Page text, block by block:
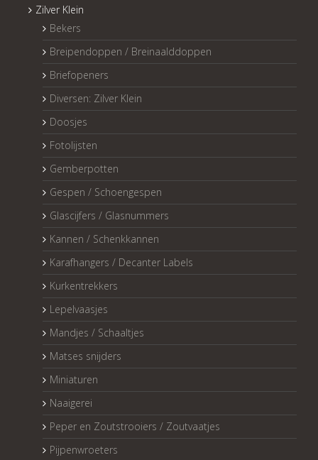
Zilver Klein
Bekers
Breipendoppen / Breinaalddoppen
Briefopeners
Diversen: Zilver Klein
Doosjes
Fotolijsten
Gemberpotten
Gespen / Schoengespen
Glascijfers / Glasnummers
Kannen / Schenkkannen
Karafhangers / Decanter Labels
Kurkentrekkers
Lepelvaasjes
Mandjes / Schaaltjes
Matses snijders
Miniaturen
Naaigerei
Peper en Zoutstrooiers / Zoutvaatjes
Pijpenwroeters